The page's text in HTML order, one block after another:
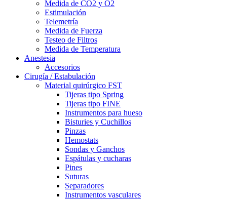
Medida de CO2 y O2
Estimulación
Telemetría
Medida de Fuerza
Testeo de Filtros
Medida de Temperatura
Anestesia
Accesorios
Cirugía / Estabulación
Material quirúrgico FST
Tijeras tipo Spring
Tijeras tipo FINE
Instrumentos para hueso
Bisturies y Cuchillos
Pinzas
Hemostats
Sondas y Ganchos
Espátulas y cucharas
Pines
Suturas
Separadores
Instrumentos vasculares